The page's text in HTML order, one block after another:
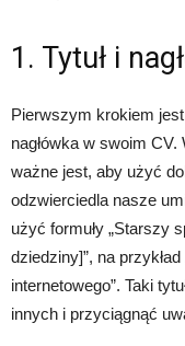
1. Tytuł i
Pierwszym krokiem
nagłówka w swoim
ważne jest, aby użyć
odzwierciedla nasze
użyć formuły „Starszy
dziedziny]”, na
internetowego”. Taki
innych i przyciągnąć